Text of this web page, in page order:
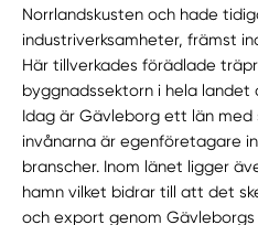
Norrlandskusten och hade
industriverksamheter, främst
Här tillverkades förädlade
byggnadssektorn i hela landet
Idag är Gävleborg ett län
invånarna är egenföretagare
branscher. Inom länet ligger
hamn vilket bidrar till att det
och export genom Gävleborgs